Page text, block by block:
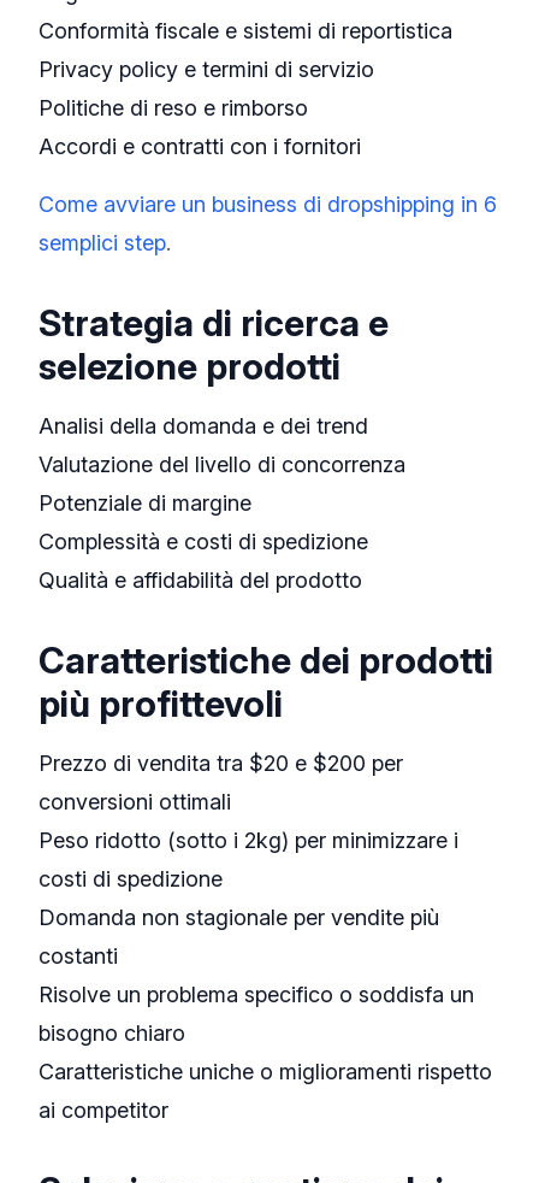
Conformità fiscale e sistemi di reportistica
Privacy policy e termini di servizio
Politiche di reso e rimborso
Accordi e contratti con i fornitori
Come avviare un business di dropshipping in 6
semplici step.
Strategia di ricerca e
selezione prodotti
Analisi della domanda e dei trend
Valutazione del livello di concorrenza
Potenziale di margine
Complessità e costi di spedizione
Qualità e affidabilità del prodotto
Caratteristiche dei prodotti
più profittevoli
Prezzo di vendita tra $20 e $200 per
conversioni ottimali
Peso ridotto (sotto i 2kg) per minimizzare i
costi di spedizione
Domanda non stagionale per vendite più
costanti
Risolve un problema specifico o soddisfa un
bisogno chiaro
Caratteristiche uniche o miglioramenti rispetto
ai competitor